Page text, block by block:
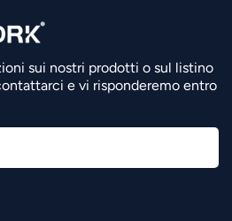
sui nostri prodotti o sul listino
e vi risponderemo entro